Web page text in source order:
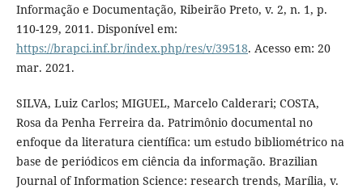
Informação e Documentação, Ribeirão Preto, v. 2, n. 1, p.
110-129, 2011. Disponível em:
https://brapci.inf.br/index.php/res/v/39518. Acesso em: 20
mar. 2021.
SILVA, Luiz Carlos; MIGUEL, Marcelo Calderari; COSTA,
Rosa da Penha Ferreira da. Patrimônio documental no
enfoque da literatura científica: um estudo bibliométrico na
base de periódicos em ciência da informação. Brazilian
Journal of Information Science: research trends, Marília, v.